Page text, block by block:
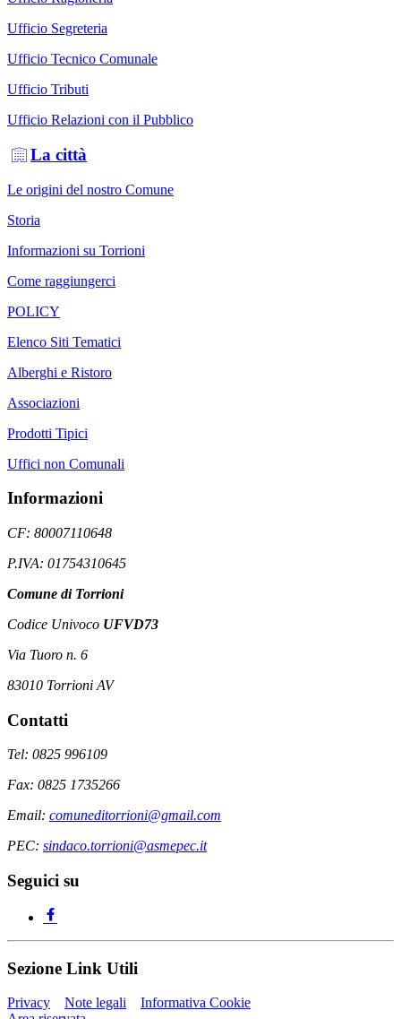
Ufficio Segreteria
Ufficio Tecnico Comunale
Ufficio Tributi
Ufficio Relazioni con il Pubblico
La città
Le origini del nostro Comune
Storia
Informazioni su Torrioni
Come raggiungerci
POLICY
Elenco Siti Tematici
Alberghi e Ristoro
Associazioni
Prodotti Tipici
Uffici non Comunali
Informazioni
CF: 80007110648
P.IVA: 01754310645
Comune di Torrioni
Codice Univoco UFVD73
Via Tuoro n. 6
83010 Torrioni AV
Contatti
Tel: 0825 996109
Fax: 0825 1735266
Email: comuneditorrioni@gmail.com
PEC: sindaco.torrioni@asmepec.it
Seguici su
Sezione Link Utili
Privacy Note legali
Informativa Cookie